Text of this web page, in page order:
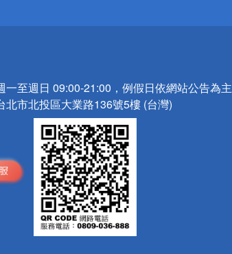
一至週日 09:00-21:00，例假日依網站公告為主
北市北投區大業路136號5樓 (台灣)